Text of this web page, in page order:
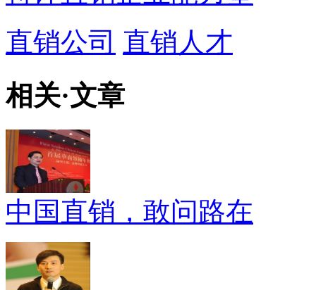
直销公司 直销人才
相关·文章
中国直销，敢问路在